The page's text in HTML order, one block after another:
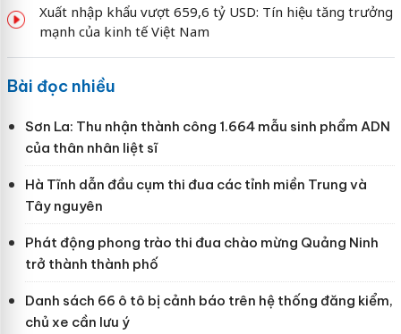
Xuất nhập khẩu vượt 659,6 tỷ USD: Tín hiệu tăng trưởng
mạnh của kinh tế Việt Nam
Bài đọc nhiều
Sơn La: Thu nhận thành công 1.664 mẫu sinh phẩm ADN
của thân nhân liệt sĩ
Hà Tĩnh dẫn đầu cụm thi đua các tỉnh miền Trung và
Tây nguyên
Phát động phong trào thi đua chào mừng Quảng Ninh
trở thành thành phố
Danh sách 66 ô tô bị cảnh báo trên hệ thống đăng kiểm,
chủ xe cần lưu ý